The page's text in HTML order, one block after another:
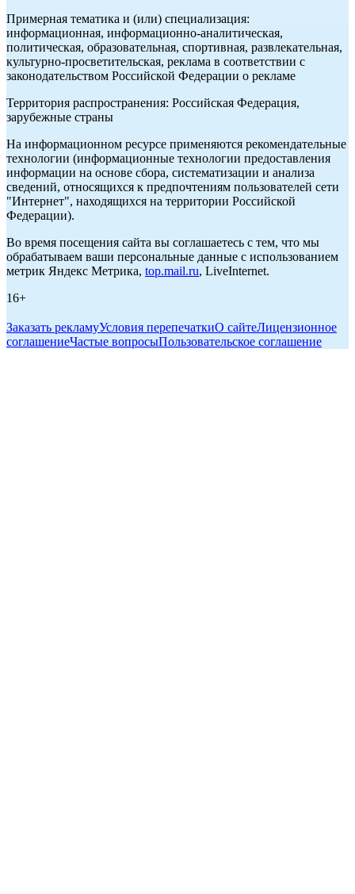
Примерная тематика и (или) специализация:
информационная, информационно-аналитическая,
политическая, образовательная, спортивная, развлекательная,
культурно-просветительская, реклама в соответствии с
законодательством Российской Федерации о рекламе
Территория распространения: Российская Федерация,
зарубежные страны
На информационном ресурсе применяются рекомендательные
технологии (информационные технологии предоставления
информации на основе сбора, систематизации и анализа
сведений, относящихся к предпочтениям пользователей сети
"Интернет", находящихся на территории Российской
Федерации).
Во время посещения сайта вы соглашаетесь с тем, что мы
обрабатываем ваши персональные данные с использованием
метрик Яндекс Метрика, top.mail.ru, LiveInternet.
16+
Заказать рекламуУсловия перепечаткиО сайтеЛицензионное
соглашениеЧастые вопросыПользовательское соглашение